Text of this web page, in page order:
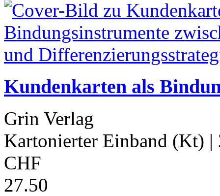
Kundenkarten als
Grin Verlag
Kartonierter Einband (Kt) |
CHF
27.50